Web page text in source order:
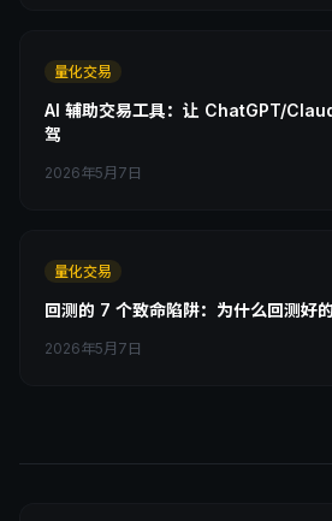
量化交易
AI 辅助交易工具：让 ChatGPT/
驾
2026年5月7日
量化交易
回测的 7 个致命陷阱：为什么回测好
2026年5月7日